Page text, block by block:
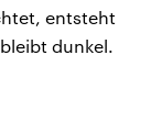
entsteht
dunkel.